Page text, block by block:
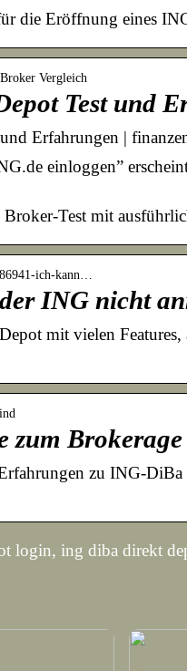
die Eröffnung eines
Vergleich
Test und
Erfahrungen |
einloggen”
Test mit
ich-kann…
ING nicht
mit vielen
zum
zu ING-
login, ing diba direkt